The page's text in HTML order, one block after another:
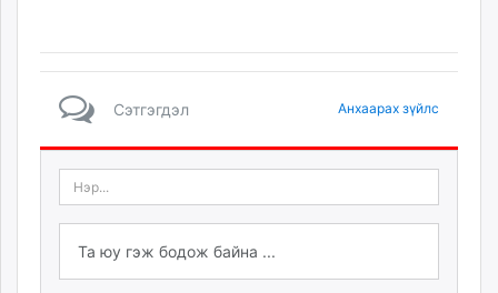
Сэтгэгдэл Анхаарах зүйлс